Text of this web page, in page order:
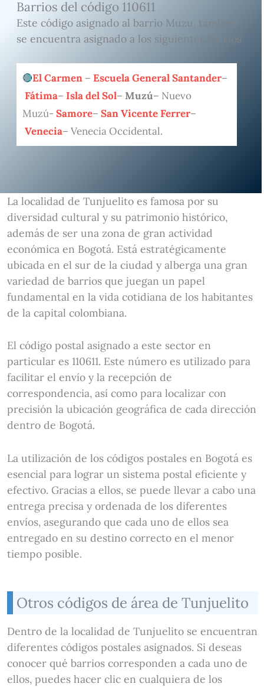
Barrios del código 110611
Este código asignado al barrio Muzu, también
se encuentra asignado a los siguientes barrios
El Carmen– Escuela General Santander–
Fátima– Isla del Sol– Muzú– Nuevo
Muzú- Samore– San Vicente Ferrer–
Venecia– Venecia Occidental.
La localidad de Tunjuelito es famosa por su
diversidad cultural y su patrimonio histórico,
además de ser una zona de gran actividad
económica en Bogotá. Está estratégicamente
ubicada en el sur de la ciudad y alberga una gran
variedad de barrios que juegan un papel
fundamental en la vida cotidiana de los habitantes
de la capital colombiana.
El código postal asignado a este sector en
particular es 110611. Este número es utilizado para
facilitar el envío y la recepción de
correspondencia, así como para localizar con
precisión la ubicación geográfica de cada dirección
dentro de Bogotá.
La utilización de los códigos postales en Bogotá es
esencial para lograr un sistema postal eficiente y
efectivo. Gracias a ellos, se puede llevar a cabo una
entrega precisa y ordenada de los diferentes
envíos, asegurando que cada uno de ellos sea
entregado en su destino correcto en el menor
tiempo posible.
Otros códigos de área de Tunjuelito
Dentro de la localidad de Tunjuelito se encuentran
diferentes códigos postales asignados. Si deseas
conocer qué barrios corresponden a cada uno de
ellos, puedes hacer clic en cualquiera de los